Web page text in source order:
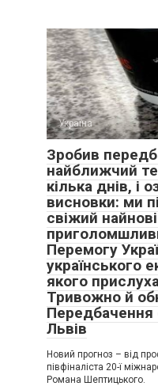
Україна
Зробив
найближчий
кілька днів, і
висновки: ми
свіжий
Перемогу
українського
якого
Тривожно й
Львів
Новий прогноз – від
півфіналіста 20-ї
Романа Шептицького.